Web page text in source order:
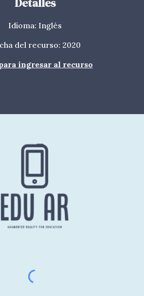
Detalles
Idioma: Inglés
del recurso: 2020
ingresar al recurso